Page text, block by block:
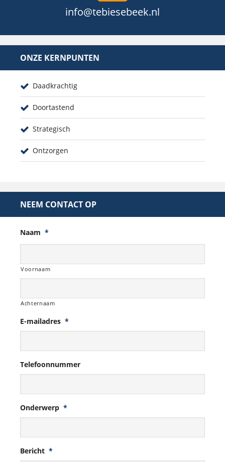
info@tebiesebeek.nl
ONZE KERNPUNTEN
Daadkrachtig
Doortastend
Strategisch
Ontzorgen
NEEM CONTACT OP
Naam *
Voornaam
Achternaam
E-mailadres *
Telefoonnummer
Onderwerp *
Bericht *